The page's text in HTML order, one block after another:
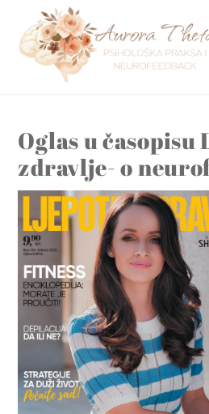
content
Oglas u časopisu
zdravlje- o